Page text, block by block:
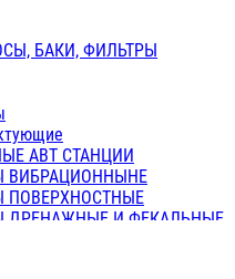
ПЕРЕХОДНЫЕ /
С ВНУТРЕННЕЙ
РЕЗИНОВЫЕ
ГОФРИРОВАННЫЕ
ПОЛИЭТИЛЕНОВЫЕ
БАКИ, ФИЛЬТРЫ
АВТ СТАНЦИИ
ВИБРАЦИОННЫНЕ
ПОВЕРХНОСТНЫЕ
ДРЕНАЖНЫЕ И ФЕКАЛЬНЫЕ
ПОВЫСИТ и
СКВАЖИННЫЕ